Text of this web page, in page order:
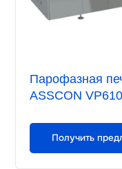
Парофазная
ASSCON